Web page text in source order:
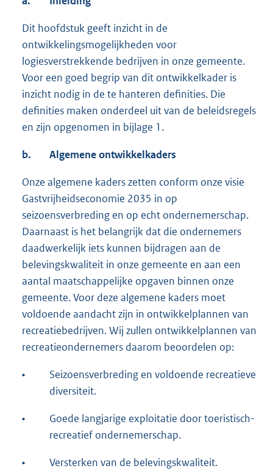
Dit hoofdstuk geeft inzicht in de
ontwikkelingsmogelijkheden voor
logiesverstrekkende bedrijven in onze gemeente.
Voor een goed begrip van dit ontwikkelkader is
inzicht nodig in de te hanteren definities. Die
definities maken onderdeel uit van de beleidsregels
en zijn opgenomen in bijlage 1.
b. Algemene ontwikkelkaders
Onze algemene kaders zetten conform onze visie
Gastvrijheidseconomie 2035 in op
seizoensverbreding en op echt ondernemerschap.
Daarnaast is het belangrijk dat die ondernemers
daadwerkelijk iets kunnen bijdragen aan de
belevingskwaliteit in onze gemeente en aan een
aantal maatschappelijke opgaven binnen onze
gemeente. Voor deze algemene kaders moet
voldoende aandacht zijn in ontwikkelplannen van
recreatiebedrijven. Wij zullen ontwikkelplannen van
recreatieondernemers daarom beoordelen op:
•
Seizoensverbreding en voldoende recreatieve
diversiteit.
•
Goede langjarige exploitatie door toeristisch-
recreatief ondernemerschap.
• Versterken van de belevingskwaliteit.